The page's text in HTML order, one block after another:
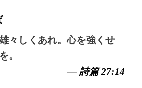
々しくあれ。心を強くせ
。
— 詩篇 27:14